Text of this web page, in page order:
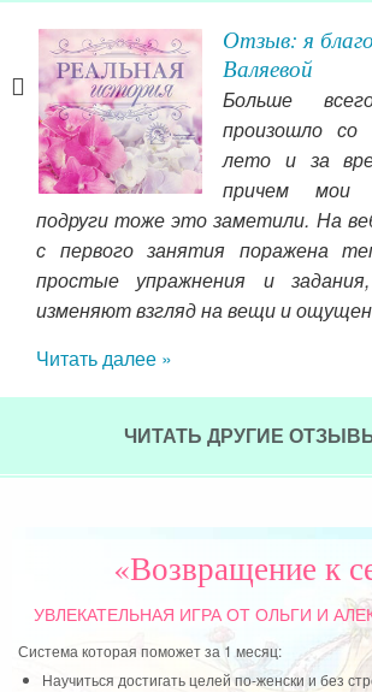
Отзыв: я
Валяевой
Больше
произошло
лето и за
причем мои
подруги тоже это заметили. На
с первого занятия поражена
простые упражнения и
изменяют взгляд на вещи и
Читать далее »
ЧИТАТЬ ДРУГИЕ
«Возвращение к
УВЛЕКАТЕЛЬНАЯ ИГРАОТ ОЛЬГИ И
Система которая поможет за 1 месяц:
Научиться достигать целей по-женски и без